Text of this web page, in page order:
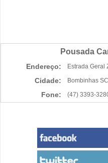
Pousada
Endereço: Estrada Geral
Cidade: Bombinhas SC
Fone: (47) 3393-